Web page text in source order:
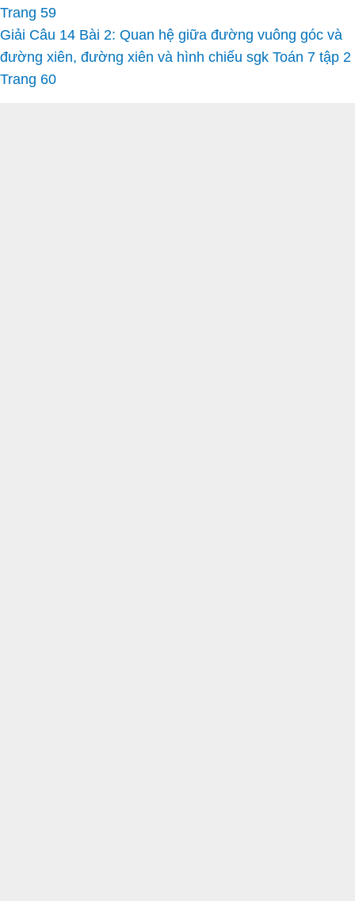
Trang 59
Giải Câu 14 Bài 2: Quan hệ giữa đường vuông góc và
đường xiên, đường xiên và hình chiếu sgk Toán 7 tập 2
Trang 60